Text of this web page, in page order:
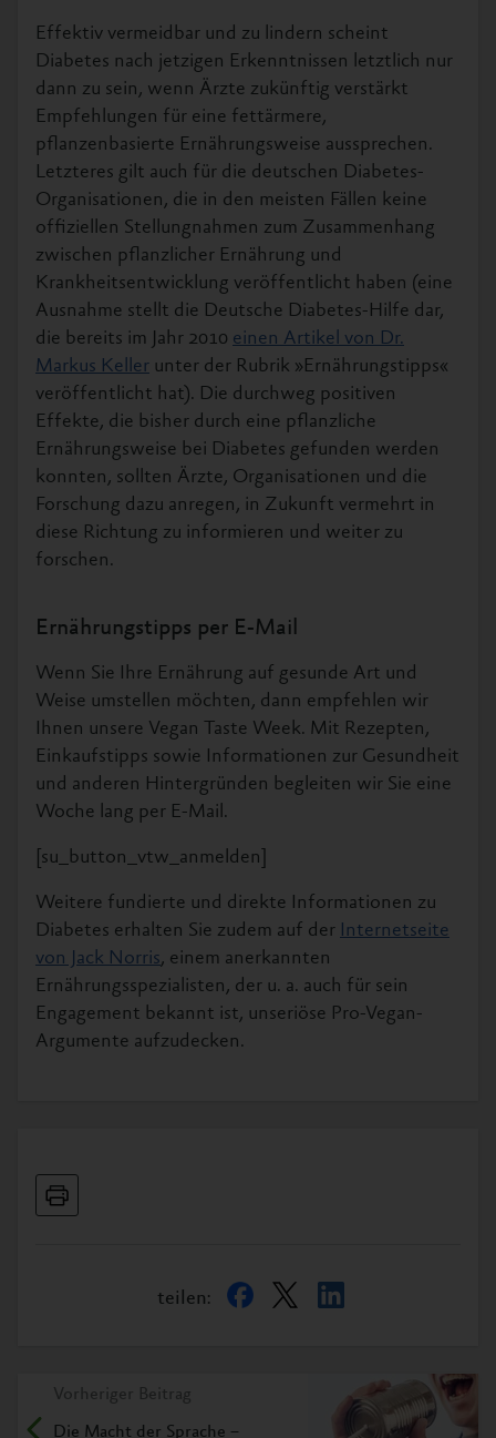
Effektiv vermeidbar und zu lindern scheint
Diabetes nach jetzigen Erkenntnissen letztlich nur
dann zu sein, wenn Ärzte zukünftig verstärkt
Empfehlungen für eine fettärmere,
pflanzenbasierte Ernährungsweise aussprechen.
Letzteres gilt auch für die deutschen Diabetes-
Organisationen, die in den meisten Fällen keine
offiziellen Stellungnahmen zum Zusammenhang
zwischen pflanzlicher Ernährung und
Krankheitsentwicklung veröffentlicht haben (eine
Ausnahme stellt die Deutsche Diabetes-Hilfe dar,
die bereits im Jahr 2010 einen Artikel von Dr.
Markus Keller unter der Rubrik »Ernährungstipps«
veröffentlicht hat). Die durchweg positiven
Effekte, die bisher durch eine pflanzliche
Ernährungsweise bei Diabetes gefunden werden
konnten, sollten Ärzte, Organisationen und die
Forschung dazu anregen, in Zukunft vermehrt in
diese Richtung zu informieren und weiter zu
forschen.
Ernährungstipps per E-Mail
Wenn Sie Ihre Ernährung auf gesunde Art und
Weise umstellen möchten, dann empfehlen wir
Ihnen unsere Vegan Taste Week. Mit Rezepten,
Einkaufstipps sowie Informationen zur Gesundheit
und anderen Hintergründen begleiten wir Sie eine
Woche lang per E-Mail.
[su_button_vtw_anmelden]
Weitere fundierte und direkte Informationen zu
Diabetes erhalten Sie zudem auf der Internetseite
von Jack Norris, einem anerkannten
Ernährungsspezialisten, der u. a. auch für sein
Engagement bekannt ist, unseriöse Pro-Vegan-
Argumente aufzudecken.
teilen:
Vorheriger Beitrag
Die Macht der Sprache –